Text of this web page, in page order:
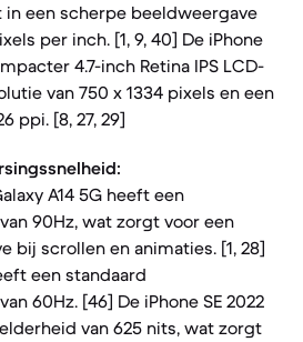
een scherpe beeldweergave
per inch. [1, 9, 40] De iPhone
4.7-inch Retina IPS LCD-
van 750 x 1334 pixels en een
ppi. [8, 27, 29]
A14 5G heeft een
90Hz, wat zorgt voor een
bij scrollen en animaties. [1, 28]
een standaard
60Hz. [46] De iPhone SE 2022
van 625 nits, wat zorgt